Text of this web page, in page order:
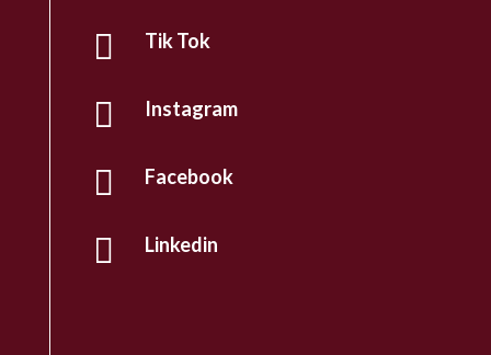
 Tik Tok
 Instagram
 Facebook
 Linkedin